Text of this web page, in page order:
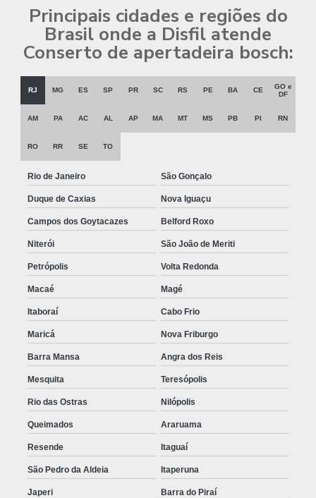
Principais cidades e regiões do
Brasil onde a Disfil atende
Conserto de apertadeira bosch:
RJ MG ES SP PR SC RS PE BA CE
GO e
DF
AM PA AC AL AP MA MT MS PB PI RN
RO RR SE TO
Rio de Janeiro São Gonçalo
Duque de Caxias Nova Iguaçu
Campos dos Goytacazes Belford Roxo
Niterói São João de Meriti
Petrópolis Volta Redonda
Macaé Magé
Itaboraí Cabo Frio
Maricá Nova Friburgo
Barra Mansa Angra dos Reis
Mesquita Teresópolis
Rio das Ostras Nilópolis
Queimados Araruama
Resende Itaguaí
São Pedro da Aldeia Itaperuna
Japeri Barra do Piraí